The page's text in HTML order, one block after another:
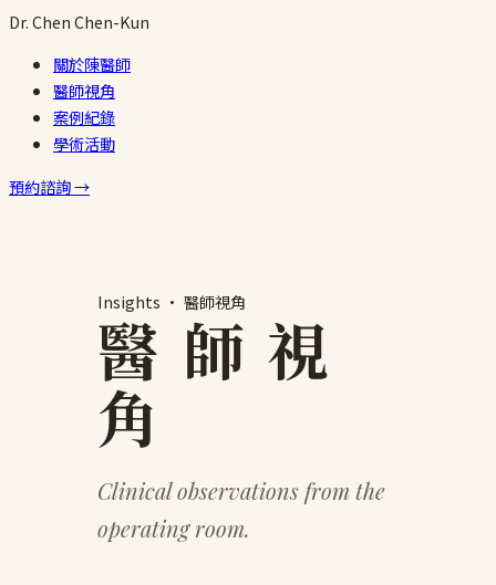
跳
Dr.ChenChen-Kun
關於陳醫師
醫師視角
案例紀錄
學術活動
預約諮詢 →
Insights · 醫師視角
醫 師 視
角
Clinical observations from the
operating room.